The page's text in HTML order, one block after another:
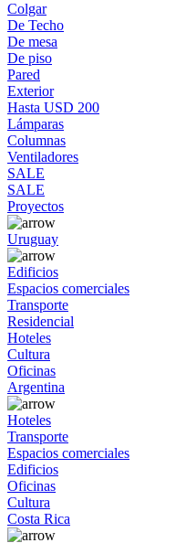
Colgar
De Techo
De mesa
De piso
Pared
Exterior
Hasta USD 200
Lámparas
Columnas
Ventiladores
SALE
SALE
Proyectos
Uruguay
Edificios
Espacios comerciales
Transporte
Residencial
Hoteles
Cultura
Oficinas
Argentina
Hoteles
Transporte
Espacios comerciales
Edificios
Oficinas
Cultura
Costa Rica